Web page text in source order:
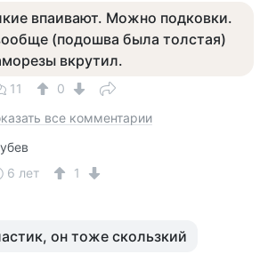
впаивают. Можно подковки.
(подошва была толстая)
вкрутил.
11
0
все комментарии
6 лет 1
он тоже скользкий